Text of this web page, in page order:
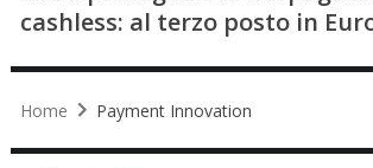
cashless: al terzo posto in
Home Payment Innovation